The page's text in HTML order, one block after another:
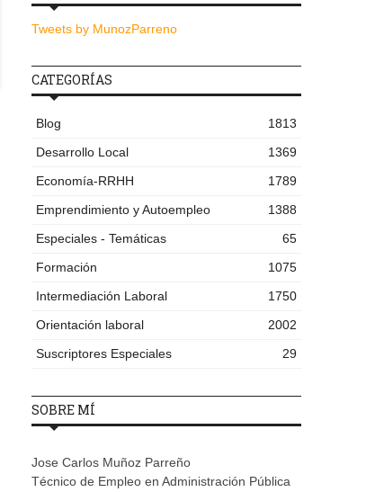
Tweets by MunozParreno
CATEGORÍAS
Blog
1813
Desarrollo Local
1369
Economía-RRHH
1789
Emprendimiento y Autoempleo
1388
Especiales - Temáticas
65
Formación
1075
Intermediación Laboral
1750
Orientación laboral
2002
Suscriptores Especiales
29
SOBRE MÍ
Jose Carlos Muñoz Parreño
Técnico de Empleo en Administración Pública